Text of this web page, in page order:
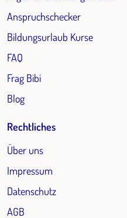
Anspruchschecker
Bildungsurlaub Kurse
FAQ
Frag Bibi
Blog
Rechtliches
Über uns
Impressum
Datenschutz
AGB